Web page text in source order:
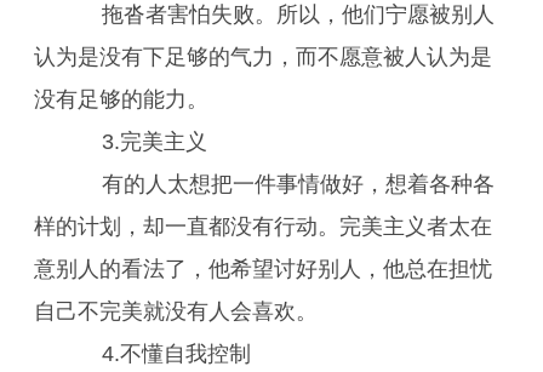
拖沓者害怕失败。所以，他们宁愿被别人
认为是没有下足够的气力，而不愿意被人认为是
没有足够的能力。
3.完美主义
有的人太想把一件事情做好，想着各种各
样的计划，却一直都没有行动。完美主义者太在
意别人的看法了，他希望讨好别人，他总在担忧
自己不完美就没有人会喜欢。
4.不懂自我控制